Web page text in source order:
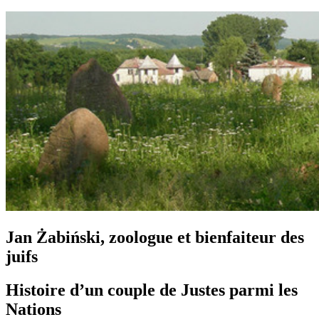
Jan Żabiński, zoologue et bienfaiteur des
juifs
Histoire d’un couple de Justes parmi les
Nations